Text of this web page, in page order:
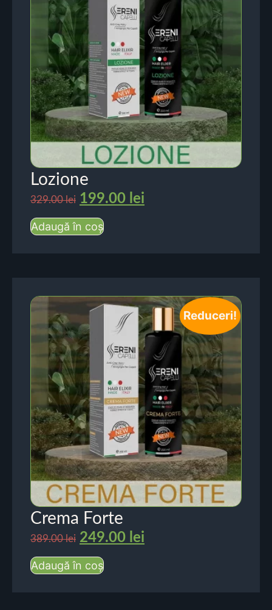
Lozione
329.00lei 199.00 lei
Adaugă în coș
Reduceri!
Crema Forte
389.00lei 249.00 lei
Adaugă în coș